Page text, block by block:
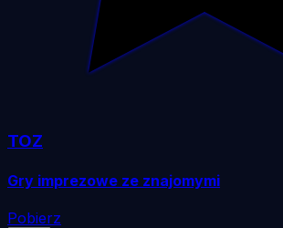
TOZ
Gry imprezowe ze znajomymi
Pobierz